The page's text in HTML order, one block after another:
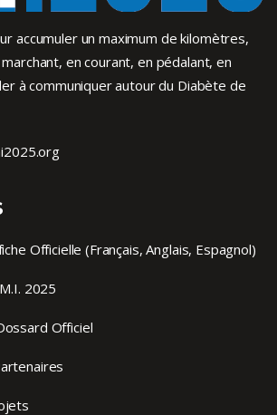
accumuler un maximum de kilomètres,
en courant, en pédalant, en
à communiquer autour du Diabète de
Officielle (Français, Anglais, Espagnol)
2025
Officiel